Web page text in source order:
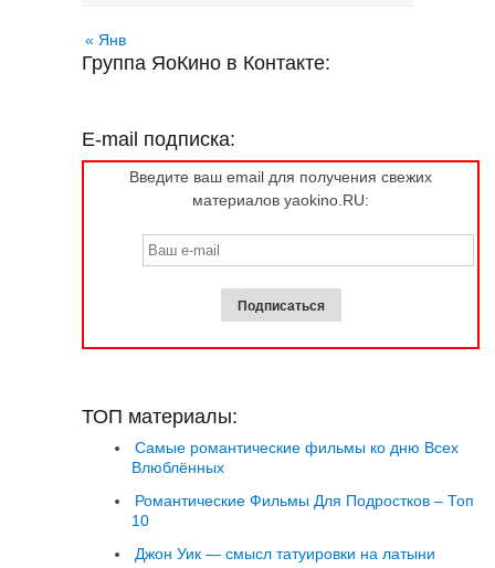
« Янв
Группа ЯоКино в Контакте:
E-mail подписка:
Введите ваш email для получения свежих
материалов yaokino.RU:
ТОП материалы:
Самые романтические фильмы ко дню Всех
Влюблённых
Романтические Фильмы Для Подростков – Топ
10
Джон Уик — смысл татуировки на латыни